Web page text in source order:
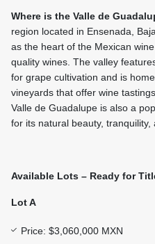
Where is the Valle de
region located in Ensenada,
as the heart of the Mexican
quality wines. The valley
for grape cultivation and is
vineyards that offer wine
Valle de Guadalupe is also a
for its natural beauty, tranquility,
Available Lots – Ready for
Lot A
Price: $3,060,000 MXN